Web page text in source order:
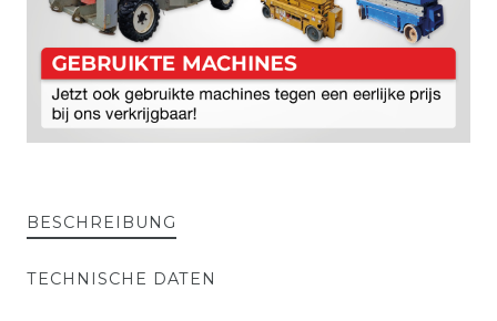
BESCHREIBUNG
TECHNISCHE DATEN